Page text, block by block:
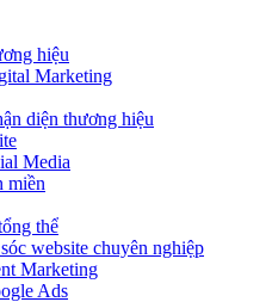
hiệu
Marketing
diện thương hiệu
Media
miền
thể
website chuyên nghiệp
Marketing
Ads